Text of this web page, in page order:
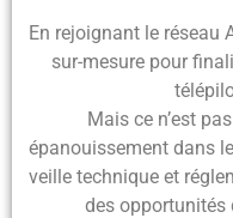
En rejoignant le réseau
sur-mesure pour
Mais ce n’est
épanouissement dans
veille technique et
des opportunités